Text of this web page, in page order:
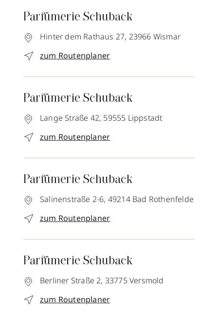
Parfümerie Schuback
Hinter dem Rathaus 27, 23966 Wismar
zum Routenplaner
Parfümerie Schuback
Lange Straße 42, 59555 Lippstadt
zum Routenplaner
Parfümerie Schuback
Salinenstraße 2-6, 49214 Bad Rothenfelde
zum Routenplaner
Parfümerie Schuback
Berliner Straße 2, 33775Versmold
zum Routenplaner